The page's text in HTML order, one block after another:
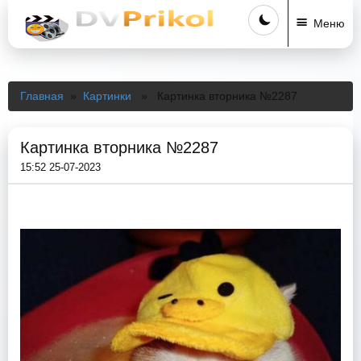
Меню
Главная » Картинки » Картинка вторника №2287
Картинка вторника №2287
15:52 25-07-2023